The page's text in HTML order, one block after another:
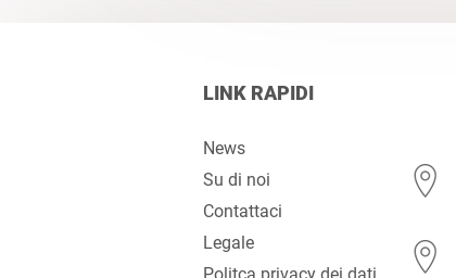
LINK RAPIDI
News
Su di noi
Contattaci
Legale